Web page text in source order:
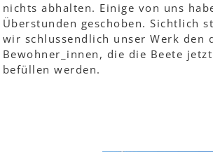
nichts abhalten. Einige von uns
Überstunden geschoben. Sichtlich
wir schlussendlich unser Werk den
Bewohner_innen, die die Beete
befüllen werden.